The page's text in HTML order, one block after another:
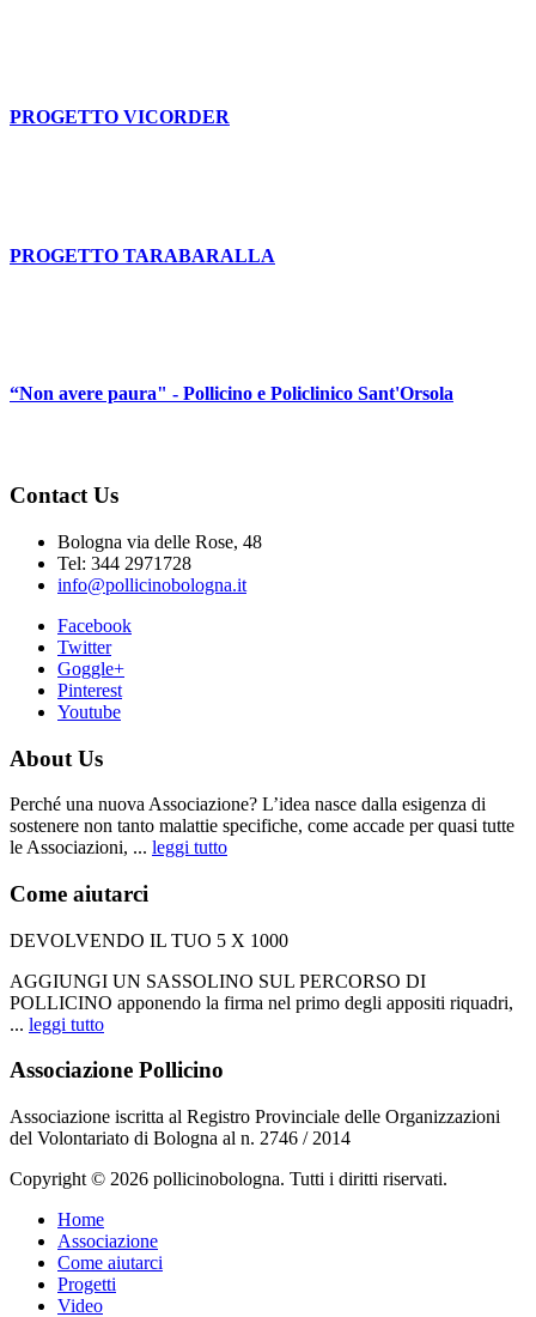
PROGETTO VICORDER
PROGETTO TARABARALLA
“Non avere paura" - Pollicino e Policlinico Sant'Orsola
Contact Us
Bologna via delle Rose, 48
Tel: 344 2971728
info@pollicinobologna.it
Facebook
Twitter
Goggle+
Pinterest
Youtube
About Us
Perché una nuova Associazione? L’idea nasce dalla esigenza di
sostenere non tanto malattie specifiche, come accade per quasi tutte
le Associazioni, ... leggi tutto
Come aiutarci
DEVOLVENDO IL TUO 5 X 1000
AGGIUNGI UN SASSOLINO SUL PERCORSO DI
POLLICINO apponendo la firma nel primo degli appositi riquadri,
... leggi tutto
Associazione Pollicino
Associazione iscritta al Registro Provinciale delle Organizzazioni
del Volontariato di Bologna al n. 2746 / 2014
Copyright © 2026 pollicinobologna. Tutti i diritti riservati.
Home
Associazione
Come aiutarci
Progetti
Video